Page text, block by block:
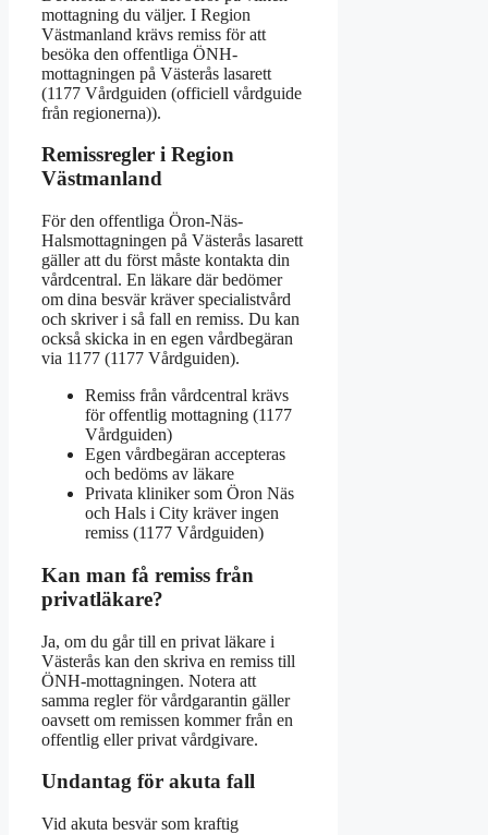
mottagning du väljer. I Region
Västmanland krävs remiss för att
besöka den offentliga ÖNH-
mottagningen på Västerås lasarett
(1177 Vårdguiden (officiell vårdguide
från regionerna)).
Remissregler i Region
Västmanland
För den offentliga Öron-Näs-
Halsmottagningen på Västerås lasarett
gäller att du först måste kontakta din
vårdcentral. En läkare där bedömer
om dina besvär kräver specialistvård
och skriver i så fall en remiss. Du kan
också skicka in en egen vårdbegäran
via 1177 (1177 Vårdguiden).
Remiss från vårdcentral krävs
för offentlig mottagning (1177
Vårdguiden)
Egen vårdbegäran accepteras
och bedöms av läkare
Privata kliniker som Öron Näs
och Hals i City kräver ingen
remiss (1177 Vårdguiden)
Kan man få remiss från
privatläkare?
Ja, om du går till en privat läkare i
Västerås kan den skriva en remiss till
ÖNH-mottagningen. Notera att
samma regler för vårdgarantin gäller
oavsett om remissen kommer från en
offentlig eller privat vårdgivare.
Undantag för akuta fall
Vid akuta besvär som kraftig